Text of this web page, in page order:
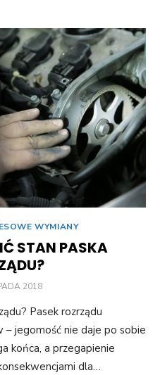
WYMIANY
STAN PASKA
2018
Pasek rozrządu
jegomość nie daje po sobie
końca, a przegapienie
dla…